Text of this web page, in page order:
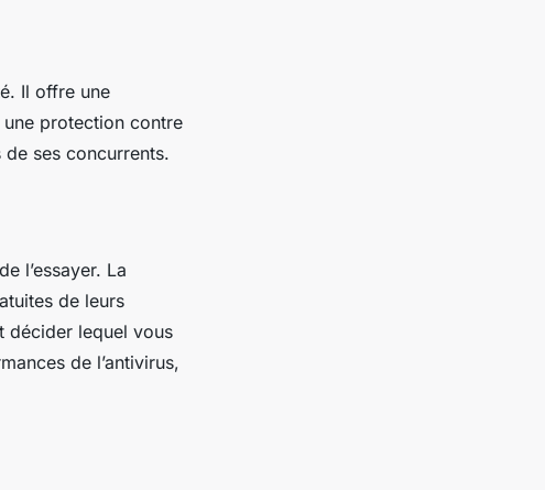
Il offre une
protection contre
ses concurrents.
l’essayer. La
de leurs
décider lequel vous
de l’antivirus,